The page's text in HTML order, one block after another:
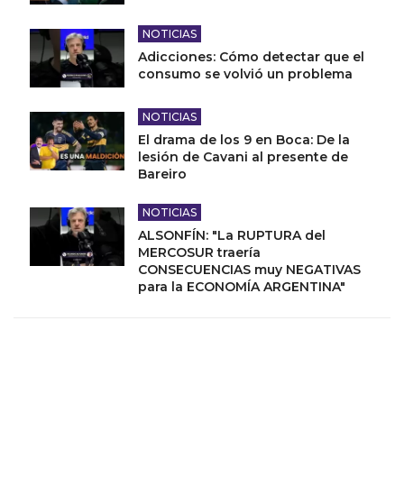
NOTICIAS
Adicciones: Cómo detectar que el
consumo se volvió un problema
NOTICIAS
El drama de los 9 en Boca: De la
lesión de Cavani al presente de
Bareiro
NOTICIAS
ALSONFÍN: "La RUPTURA del
MERCOSUR traería
CONSECUENCIAS muy NEGATIVAS
para la ECONOMÍA ARGENTINA"